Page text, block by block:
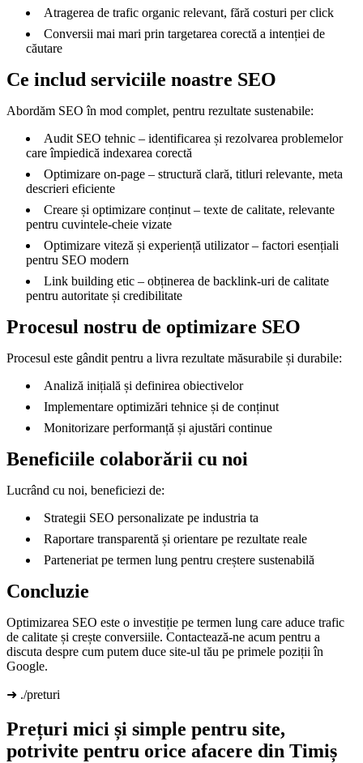
Atragerea de trafic organic relevant, fără costuri per click
Conversii mai mari prin targetarea corectă a intenției de
căutare
Ce includ serviciile noastre SEO
Abordăm SEO în mod complet, pentru rezultate sustenabile:
Audit SEO tehnic – identificarea și rezolvarea problemelor
care împiedică indexarea corectă
Optimizare on-page – structură clară, titluri relevante, meta
descrieri eficiente
Creare și optimizare conținut – texte de calitate, relevante
pentru cuvintele-cheie vizate
Optimizare viteză și experiență utilizator – factori esențiali
pentru SEO modern
Link building etic – obținerea de backlink-uri de calitate
pentru autoritate și credibilitate
Procesul nostru de optimizare SEO
Procesul este gândit pentru a livra rezultate măsurabile și durabile:
Analiză inițială și definirea obiectivelor
Implementare optimizări tehnice și de conținut
Monitorizare performanță și ajustări continue
Beneficiile colaborării cu noi
Lucrând cu noi, beneficiezi de:
Strategii SEO personalizate pe industria ta
Raportare transparentă și orientare pe rezultate reale
Parteneriat pe termen lung pentru creștere sustenabilă
Concluzie
Optimizarea SEO este o investiție pe termen lung care aduce trafic
de calitate și crește conversiile. Contactează-ne acum pentru a
discuta despre cum putem duce site-ul tău pe primele poziții în
Google.
➜ ./preturi
Prețuri mici și simple pentru site,
potrivite pentru orice afacere din Timiș